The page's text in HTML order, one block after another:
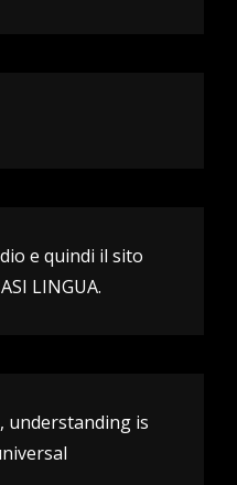
e quindi il sito
LINGUA.
understanding is